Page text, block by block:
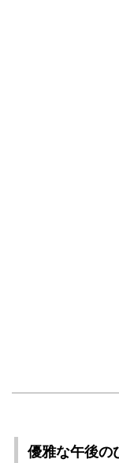
優雅な午後の